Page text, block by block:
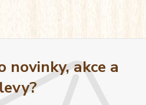
novinky, akce a